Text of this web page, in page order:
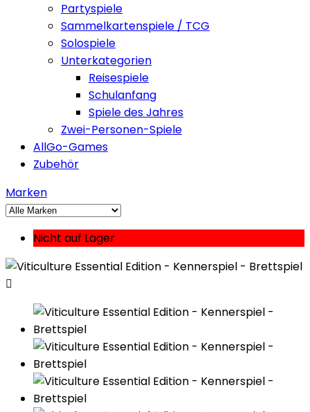
Partyspiele
Sammelkartenspiele / TCG
Solospiele
Unterkategorien
Reisespiele
Schulanfang
Spiele des Jahres
Zwei-Personen-Spiele
AllGo-Games
Zubehör
Marken
Nicht auf Lager
